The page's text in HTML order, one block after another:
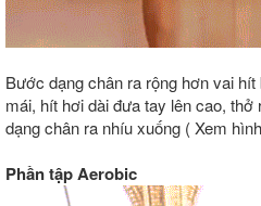
Bước dạng chân ra rộng hơn vai
mái, hít hơi dài đưa tay lên cao, thở
dạng chân ra nhíu xuống ( Xem
Phần tập Aerobic